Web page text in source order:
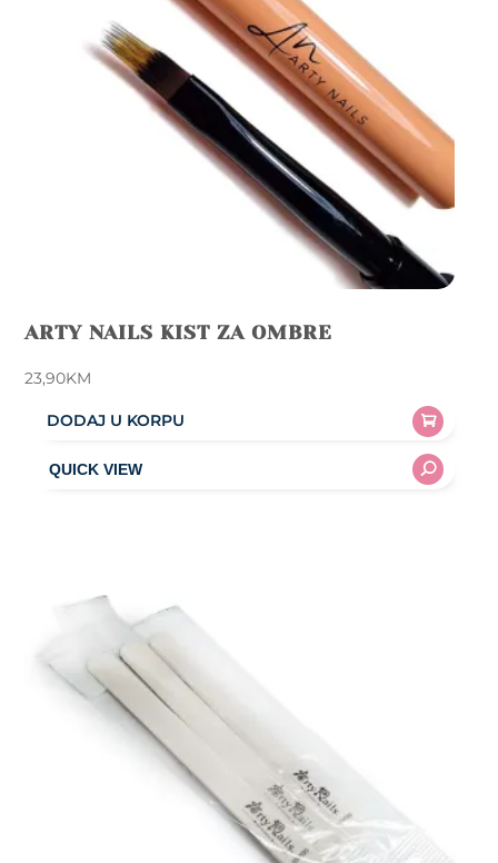
ARTY NAILS KIST ZA OMBRE
23,90KM
DODAJ U KORPU